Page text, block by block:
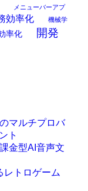
メニューバーアプ
効率化 機械学
率化
開発
マルチプロバ
ト
金型AI音声文
レトロゲーム